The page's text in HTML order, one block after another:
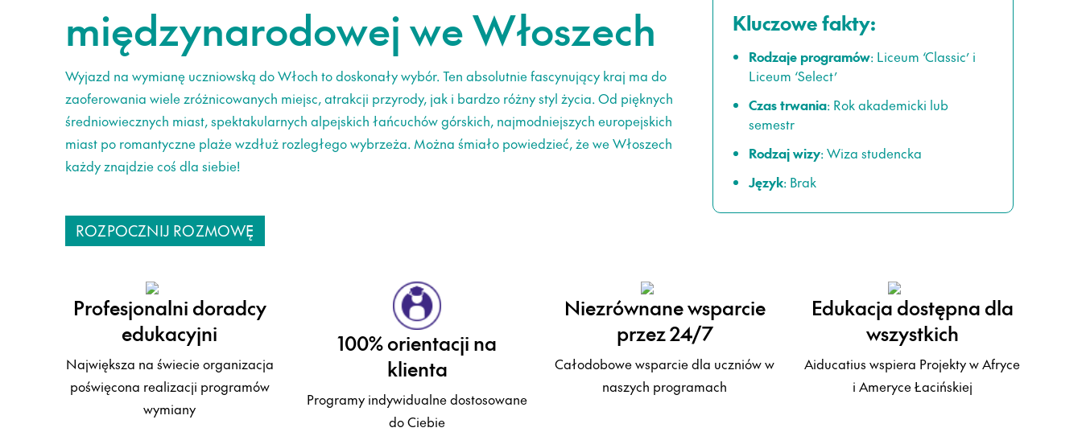
międzynarodowej we Włoszech
Wyjazd na wymianę uczniowską do Włoch to doskonały wybór. Ten absolutnie fascynujący kraj ma do
zaoferowania wiele zróżnicowanych miejsc, atrakcji przyrody, jak i bardzo różny styl życia. Od pięknych
średniowiecznych miast, spektakularnych alpejskich łańcuchów górskich, najmodniejszych europejskich
miast po romantyczne plaże wzdłuż rozległego wybrzeża. Można śmiało powiedzieć, że we Włoszech
każdy znajdzie coś dla siebie!
ROZPOCZNIJ ROZMOWĘ
Kluczowe fakty:
Rodzaje programów: Liceum ‘Classic’ i
Liceum ‘Select’
Czas trwania: Rok akademicki lub
semestr
Rodzaj wizy: Wiza studencka
Język: Brak
Profesjonalni doradcy
edukacyjni
Największa na świecie organizacja
poświęcona realizacji programów
wymiany
100% orientacji na
klienta
Programy indywidualne dostosowane
do Ciebie
Niezrównane wsparcie
przez 24/7
Całodobowe wsparcie dla uczniów w
naszych programach
Edukacja dostępna dla
wszystkich
Aiducatius wspiera Projekty w Afryce
i Ameryce Łacińskiej